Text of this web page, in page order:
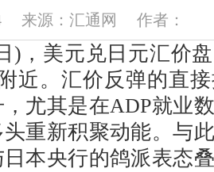
来源：汇通网 作者：
美元兑日元汇价盘
近。汇价反弹的直
尤其是在ADP就业
重新积聚动能。与
本央行的鸽派表态